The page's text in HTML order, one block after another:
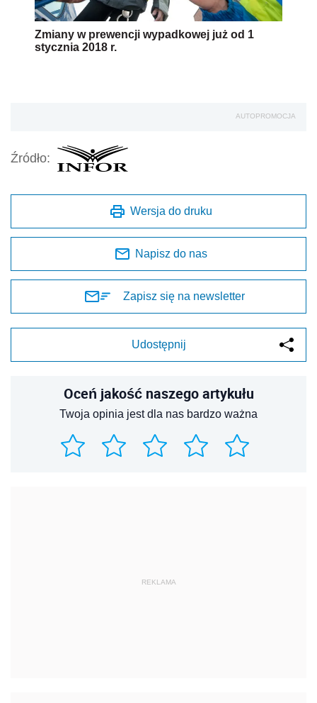
Zmiany w prewencji wypadkowej już od 1
stycznia 2018 r.
AUTOPROMOCJA
Źródło:
Wersja do druku
Napisz do nas
Zapisz się na newsletter
Udostępnij
Oceń jakość naszego artykułu
Twoja opinia jest dla nas bardzo ważna
REKLAMA